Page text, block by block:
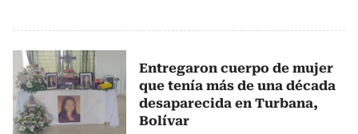
Entregaron cuerpo de mujer
que tenía más de una década
desaparecida en Turbana,
Bolívar